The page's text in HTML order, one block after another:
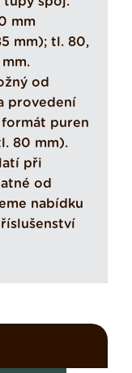
mm
mm); tl. 80,
mm.
od
provedení
puren
80 mm).
při
od
nabídku